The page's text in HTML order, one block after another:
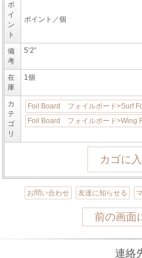
ポ
イ
ン
ト
ポイント／個
備
考
5’2”
在
庫
1個
カ
テ
ゴ
リ
Foil Board フォイルボード>Surf
Foil Board フォイルボード>Wing
お問い合わせ 友達に知らせる
前の画面
連絡